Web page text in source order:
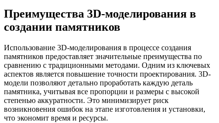
Преимущества 3D-моделирования в
создании памятников
Использование 3D-моделирования в процессе создания
памятников предоставляет значительные преимущества по
сравнению с традиционными методами. Одним из ключевых
аспектов является повышение точности проектирования. 3D-
модели позволяют детально проработать каждую деталь
памятника, учитывая все пропорции и размеры с высокой
степенью аккуратности. Это минимизирует риск
возникновения ошибок на этапе изготовления и установки,
что экономит время и ресурсы.